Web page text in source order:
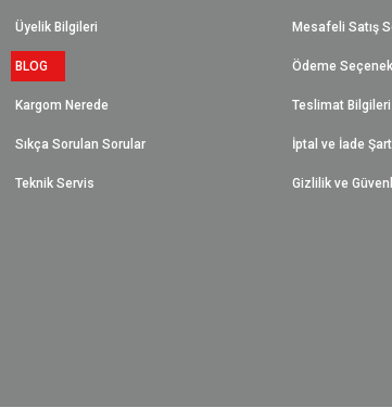
Üyelik Bilgileri
BLOG
Kargom Nerede
Sıkça Sorulan Sorular
Teknik Servis
Mesafeli Satış
Ödeme
Teslimat Bilgileri
İptal ve İade
Gizlilik ve